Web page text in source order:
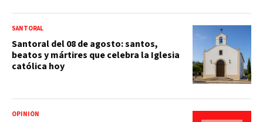
SANTORAL
Santoral del 08 de agosto: santos,
beatos y mártires que celebra la Iglesia
católica hoy
OPINIÓN